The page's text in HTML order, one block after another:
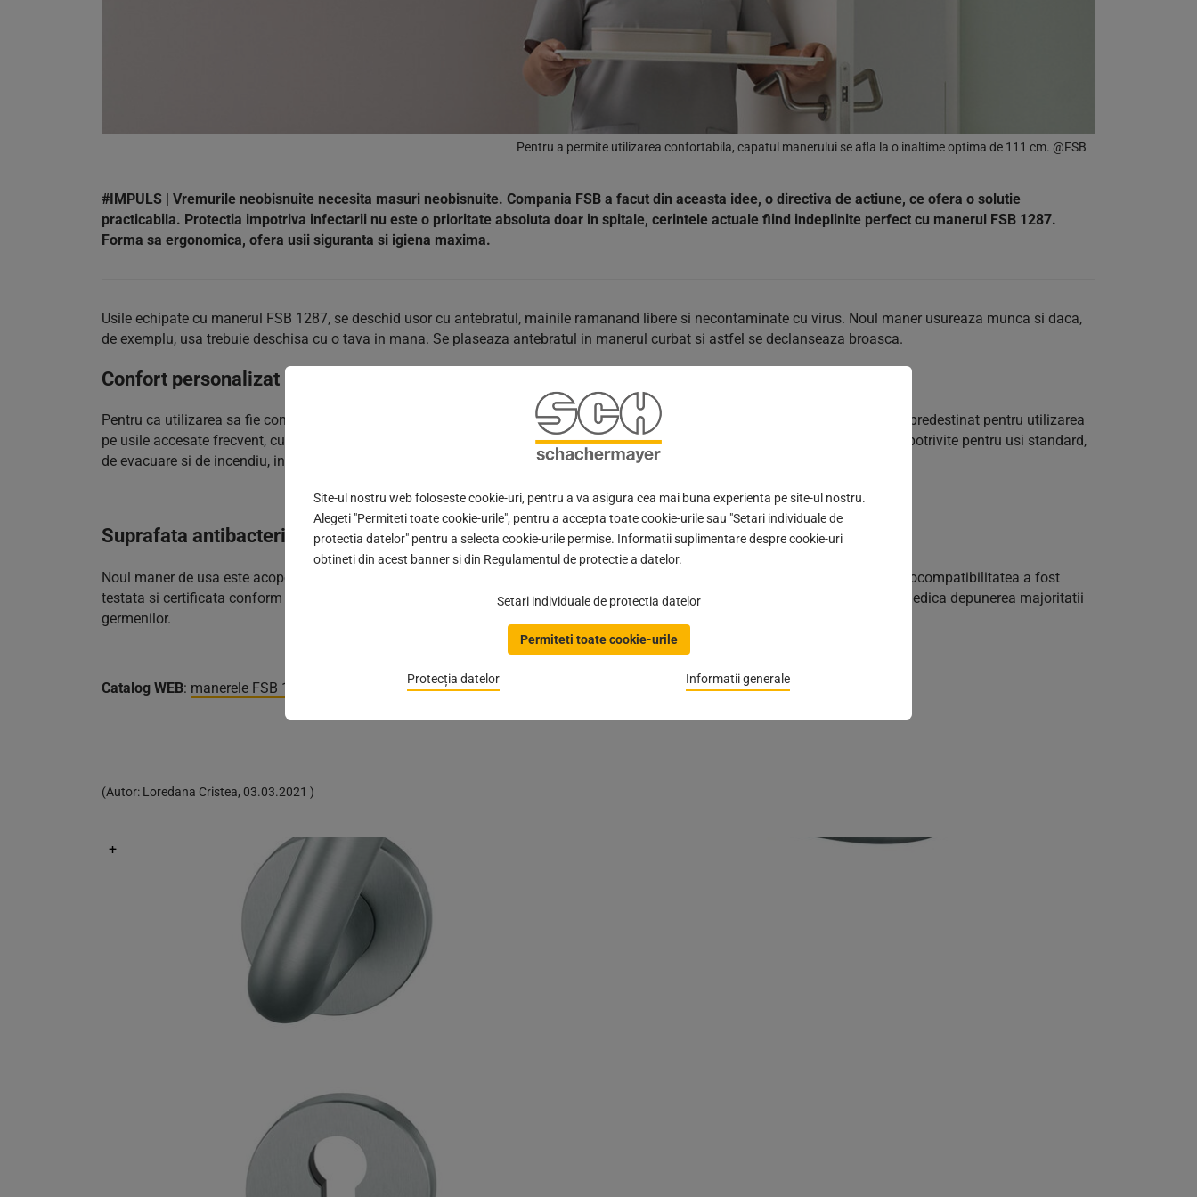
Site-ul nostru web foloseste cookie-uri, pentru a va asigura cea mai buna experienta pe site-ul nostru.
Alegeti "Permiteti toate cookie-urile", pentru a accepta toate cookie-urile sau "Setari individuale de
protectia datelor" pentru a selecta cookie-urile permise. Informatii suplimentare despre cookie-uri
obtineti din acest banner si din Regulamentul de protectie a datelor.
Setari individuale de protectia datelor
Permiteti toate cookie-urile
Protecția datelor Informatii generale
Pentru a permite utilizarea confortabila, capatul manerului se afla la o inaltime optima de 111 cm. @FSB
#IMPULS | Vremurile neobisnuite necesita masuri neobisnuite. Compania FSB a facut din aceasta idee, o directiva de actiune, ce ofera o solutie
practicabila. Protectia impotriva infectarii nu este o prioritate absoluta doar in spitale, cerintele actuale fiind indeplinite perfect cu manerul FSB 1287.
Forma sa ergonomica, ofera usii siguranta si igiena maxima.
Usile echipate cu manerul FSB 1287, se deschid usor cu antebratul, mainile ramanand libere si necontaminate cu virus. Noul maner usureaza munca si daca,
de exemplu, usa trebuie deschisa cu o tava in mana. Se plaseaza antebratul in manerul curbat si astfel se declanseaza broasca.
Confort personalizat
Pentru ca utilizarea sa fie confortabila, capatul manerului se afla la o inaltime optima de 111 cm. In plus, manerul FSB 1287 este predestinat pentru utilizarea
pe usile accesate frecvent, cum ar fi usile spitalelor, centrelor de ingrijire, scolilor sau altor cladiri publice. Seturile de manere sunt potrivite pentru usi standard,
de evacuare si de incendiu, in conformitate cu DIN EN 179.
Suprafata antibacteriana
Noul maner de usa este acoperit standard cu o suprafata antibacteriana FSB Anti-Infection Coating (AIC), inofensiva fiziologic. Biocompatibilitatea a fost
testata si certificata conform DIN ISO EN 10 993-5. Este bine de stiut ca stratul antibacterian FSB Anti-Infection Coating (AIC) impiedica depunerea majoritatii
germenilor.
Catalog WEB: manerele FSB 1287 pentru deschidere cu antebratul
(Autor: Loredana Cristea, 03.03.2021 )